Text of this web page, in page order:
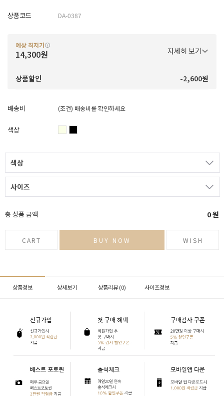
상품코드 DA-0387
예상 최저가
14,300원 자세히 보기
상품할인 -2,600원
배송비 (조건) 배송비를 확인하세요
색상
색상
사이즈
총 상품 금액 0원
CART BUY NOW WISH
상품정보 상세보기 상품리뷰 (0) 사이즈정보